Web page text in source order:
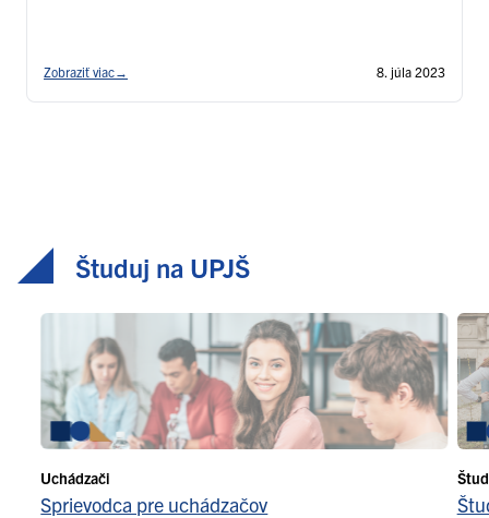
Zobraziť viac→ 8. júla 2023
Študuj na UPJŠ
Uchádzači
Sprievodca pre uchádzačov